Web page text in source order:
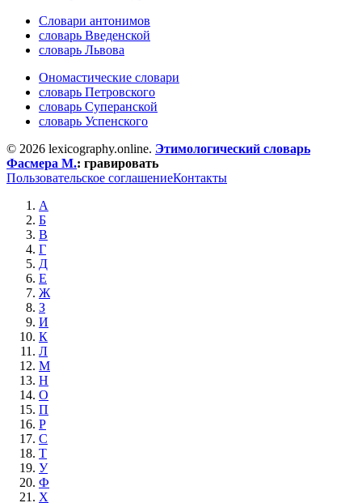
Словари антонимов
словарь Введенской
словарь Львова
Ономастические словари
словарь Петровского
словарь Суперанской
словарь Успенского
© 2026 lexicography.online. Этимологический словарь
Фасмера М.: гравировать
Пользовательское соглашениеКонтакты
А
Б
В
Г
Д
Е
Ж
З
И
К
Л
М
Н
О
П
Р
С
Т
У
Ф
Х